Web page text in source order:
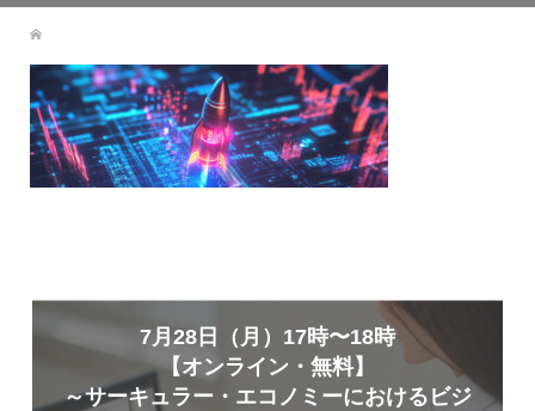
7月28日（月）17時〜18時
【オンライン・無料】
～サーキュラー・エコノミーにおけるビジ